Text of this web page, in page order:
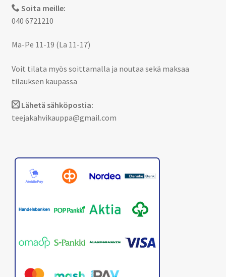
Soita meille:
040 6721210
Ma-Pe 11-19 (La 11-17)
Voit tilata myös soittamalla ja noutaa sekä maksaa
tilauksen kaupassa
Lähetä sähköpostia:
teejakahvikauppa@gmail.com